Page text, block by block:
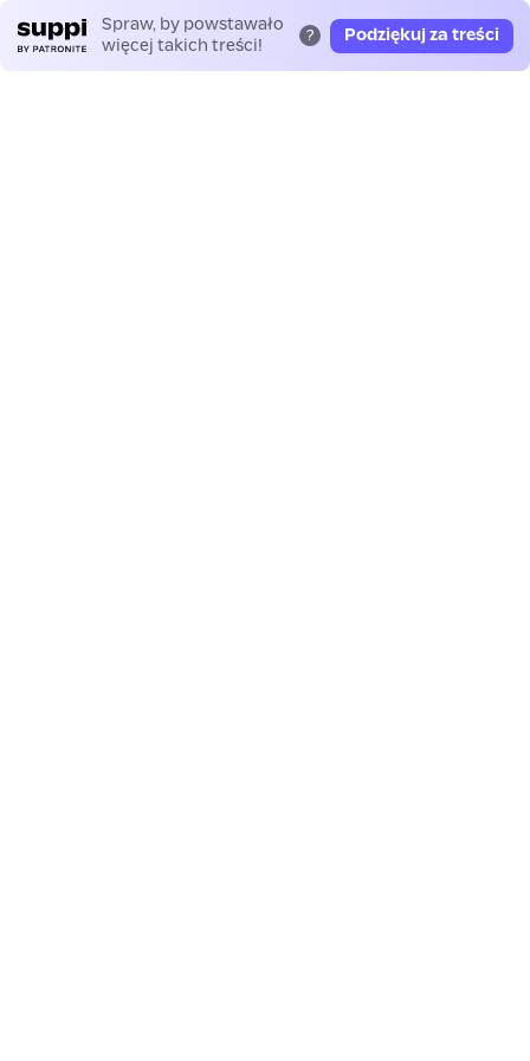
Spraw, by powstawało
więcej takich treści!
? Podziękuj za treści